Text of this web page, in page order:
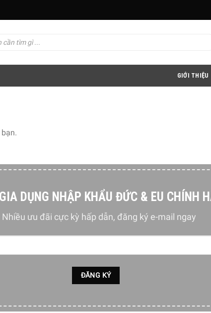
GIỚI THIỆU
DỤNG NHẬP KHẨU ĐỨC & EU CHÍNH
Nhiều ưu đãi cực kỳ hấp dẫn, đăng ký e-mail ngay